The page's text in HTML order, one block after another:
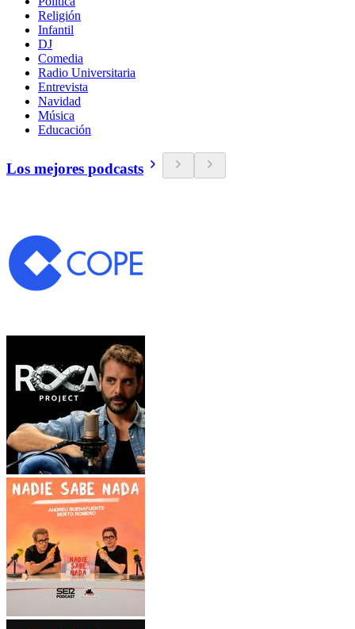
Religión
Infantil
DJ
Comedia
Radio Universitaria
Entrevista
Navidad
Música
Educación
Los mejores podcasts